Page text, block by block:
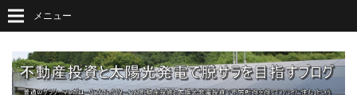
メニュー